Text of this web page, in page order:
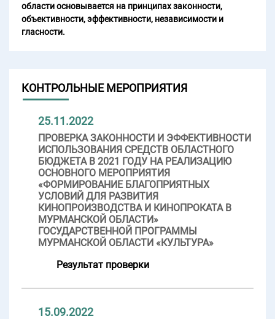
области основывается на принципах законности,
объективности, эффективности, независимости и
гласности.
КОНТРОЛЬНЫЕ МЕРОПРИЯТИЯ
25.11.2022
ПРОВЕРКА ЗАКОННОСТИ И ЭФФЕКТИВНОСТИ
ИСПОЛЬЗОВАНИЯ СРЕДСТВ ОБЛАСТНОГО
БЮДЖЕТА В 2021 ГОДУ НА РЕАЛИЗАЦИЮ
ОСНОВНОГО МЕРОПРИЯТИЯ
«ФОРМИРОВАНИЕ БЛАГОПРИЯТНЫХ
УСЛОВИЙ ДЛЯ РАЗВИТИЯ
КИНОПРОИЗВОДСТВА И КИНОПРОКАТА В
МУРМАНСКОЙ ОБЛАСТИ»
ГОСУДАРСТВЕННОЙ ПРОГРАММЫ
МУРМАНСКОЙ ОБЛАСТИ «КУЛЬТУРА»
Результат проверки
15.09.2022